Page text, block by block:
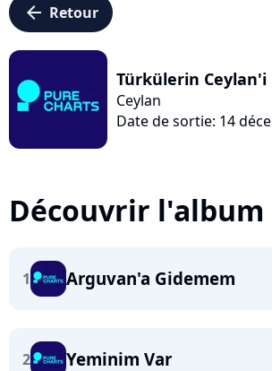
arrow_left Retour
Türkülerin Ceylan'i
Ceylan
Date de sortie: 14
Découvrir l'album
1 Arguvan'a Gidemem
2 Yeminim Var